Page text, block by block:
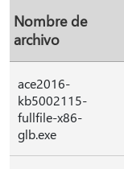
Nombre de
archivo
ace2016-
kb5002115-
fullfile-x86-
glb.exe